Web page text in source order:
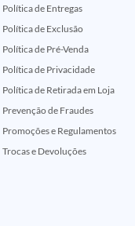
Política de Entregas
Política de Exclusão
Política de Pré-Venda
Política de Privacidade
Política de Retirada em Loja
Prevenção de Fraudes
Promoções e Regulamentos
Trocas e Devoluções